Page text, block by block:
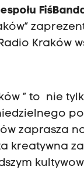
Kraków
” to nie
zaprasza
kreatywna